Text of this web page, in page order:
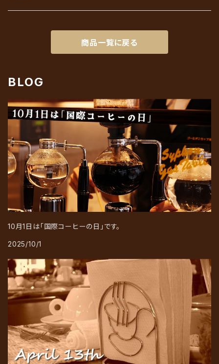
商品一覧に戻る
BLOG
10月1日は「国際コーヒーの日」です。
2025/10/1